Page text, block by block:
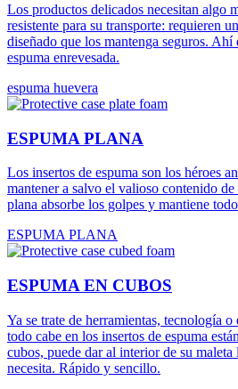
Los productos delicados necesitan algo
resistente para su transporte: requieren
diseñado que los mantenga seguros. Ahí
espuma enrevesada.
espuma huevera
ESPUMA PLANA
Los insertos de espuma son los héroes
mantener a salvo el valioso contenido de
plana absorbe los golpes y mantiene
ESPUMA PLANA
ESPUMA EN CUBOS
Ya se trate de herramientas, tecnología
todo cabe en los insertos de espuma
cubos, puede dar al interior de su maleta
necesita. Rápido y sencillo.